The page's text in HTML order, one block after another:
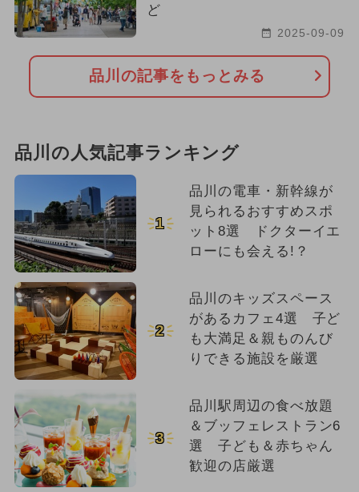
ど
2025-09-09
品川の記事をもっとみる
品川の人気記事ランキング
1
品川の電車・新幹線が
見られるおすすめスポ
ット8選 ドクターイエ
ローにも会える!？
2
品川のキッズスペース
があるカフェ4選 子ど
も大満足＆親ものんび
りできる施設を厳選
3
品川駅周辺の食べ放題
＆ブッフェレストラン6
選 子ども＆赤ちゃん
歓迎の店厳選